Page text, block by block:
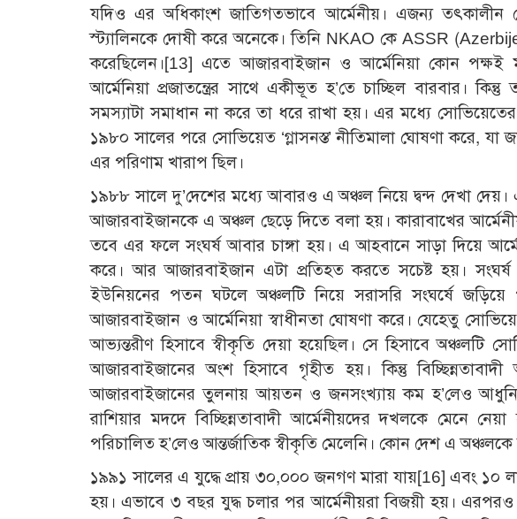
যদিও এর অধিকাংশ জাতিগতভাবে আর্মেনীয়। এজন্য
স্ট্যালিনকে দোষী করে অনেকে। তিনি NKAO কে ASSR
করেছিলেন।[13] এতে আজারবাইজান ও আর্মেনিয়া কোন পক্ষই
আর্মেনিয়া প্রজাতন্ত্রের সাথে একীভূত হ’তে চাচ্ছিল বারবার।
সমস্যাটা সমাধান না করে তা ধরে রাখা হয়। এর মধ্যে
১৯৮০ সালের পরে সোভিয়েত ‘গ্লাসনস্ত’ নীতিমালা ঘোষণা করে,
এর পরিণাম খারাপ ছিল।
১৯৮৮ সালে দু’দেশের মধ্যে আবারও এ অঞ্চল নিয়ে দ্বন্দ দেখা
আজারবাইজানকে এ অঞ্চল ছেড়ে দিতে বলা হয়। কারাবাখের
তবে এর ফলে সংঘর্ষ আবার চাঙ্গা হয়। এ আহবানে সাড়া দিয়ে
করে। আর আজারবাইজান এটা প্রতিহত করতে সচেষ্ট হয়।
ইউনিয়নের পতন ঘটলে অঞ্চলটি নিয়ে সরাসরি সংঘর্ষে
আজারবাইজান ও আর্মেনিয়া স্বাধীনতা ঘোষণা করে। যেহেতু
আভ্যন্তরীণ হিসাবে স্বীকৃতি দেয়া হয়েছিল। সে হিসাবে অঞ্চলটি
আজারবাইজানের অংশ হিসাবে গৃহীত হয়। কিন্তু
আজারবাইজানের তুলনায় আয়তন ও জনসংখ্যায় কম হ’লেও আধুনিক
রাশিয়ার মদদে বিচ্ছিন্নতাবাদী আর্মেনীয়দের দখলকে মেনে নেয়া
পরিচালিত হ’লেও আন্তর্জাতিক স্বীকৃতি মেলেনি। কোন দেশ এ অঞ্চলকে
১৯৯১ সালের এ যুদ্ধে প্রায় ৩০,০০০ জনগণ মারা যায়[16] এবং ১০
হয়। এভাবে ৩ বছর যুদ্ধ চলার পর আর্মেনীয়রা বিজয়ী হয়। এরপরও